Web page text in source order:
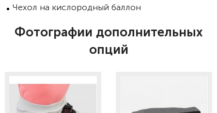
Чехол на кислородный баллон
Фотографии дополнительных
опций